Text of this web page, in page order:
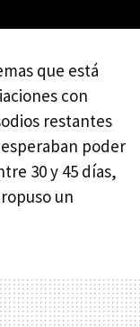
que está
con
restantes
poder
30 y 45 días,
un